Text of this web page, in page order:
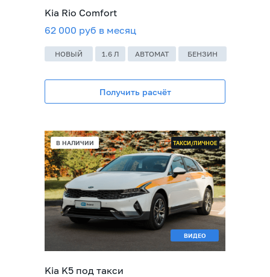
Kia Rio Comfort
62 000 руб в месяц
Kia K5 под такси
Получить расчёт
1.6 Л АВТОМАТ БЕНЗИН
НОВЫЙ
В НАЛИЧИИ ТАКСИ/ЛИЧНОЕ
ВИДЕО